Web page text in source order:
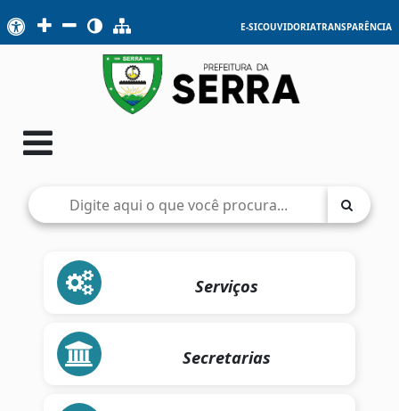
E-SICOUVIDORIATRANSPARÊNCIA
Serviços
Secretarias